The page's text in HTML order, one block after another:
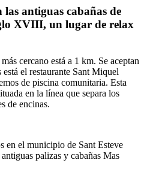
antiguas cabañas de
XVIII, un lugar de relax
cercano está a 1 km. Se aceptan
el restaurante Sant Miquel
de piscina comunitaria. Esta
en la línea que separa los
de encinas.
en el municipio de Sant Esteve
palizas y cabañas Mas